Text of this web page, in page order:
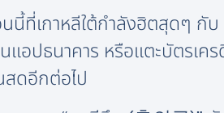
นี้ที่เกาหลีใต้กำลังฮิตสุดๆ กับ
แอปธนาคาร หรือแตะบัตรเค
สดอีกต่อไป